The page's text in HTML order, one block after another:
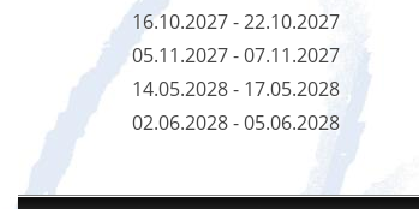
16.10.2027 - 22.10.2027
05.11.2027 - 07.11.2027
14.05.2028 - 17.05.2028
02.06.2028 - 05.06.2028